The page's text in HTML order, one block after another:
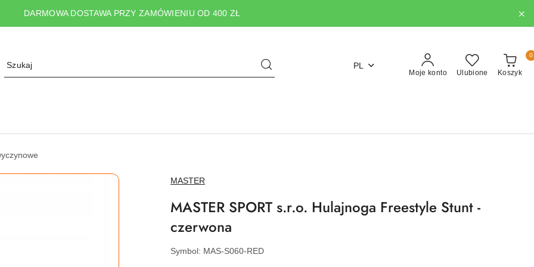
DARMOWA DOSTAWA PRZY ZAMÓWIENIU OD 400 ZŁ
PL
Moje konto Ulubione Koszyk
0
NAZWA
PRODUCENTA:
MASTER
MASTER SPORT s.r.o. Hulajnoga Freestyle Stunt -
czerwona
Symbol: MAS-S060-RED